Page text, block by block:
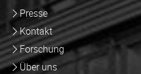
Presse
Kontakt
Forschung
Über uns